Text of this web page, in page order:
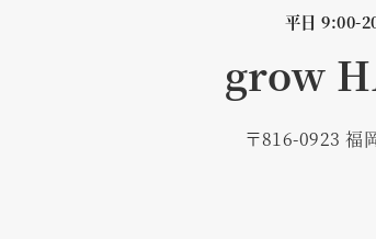
平日 9:00-
grow
〒816-0923 福